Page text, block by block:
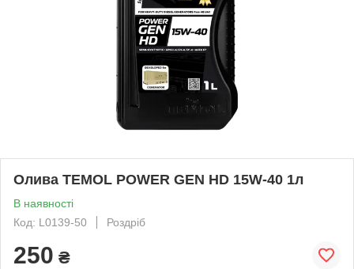
Олива TEMOL POWER GEN HD 15W-40 1л
В наявності
Код: L0139-50
Роздріб
250 ₴